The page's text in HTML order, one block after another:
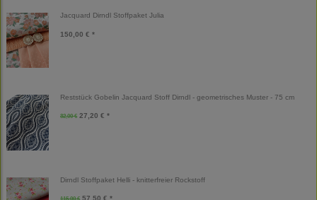
Jacquard Dirndl Stoffpaket Julia
150,00 € *
Reststück Gobelin Jacquard Stoff Dirndl - geometrisches Muster - 75 cm
32,00 € 27,20 € *
Dirndl Stoffpaket Helli - knitterfreier Rockstoff
115,00 € 57,50 € *